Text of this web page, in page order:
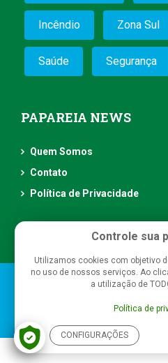
Incêndio Zona Sul
Saúde Segurança
PAPAREIA NEWS
Quem Somos
Contato
Política de Privacidade
Papareia News - Todos
Controle sua
Utilizamos cookies com objetivo
no uso de nossos serviços. Ao
a utilização de
Política de
CONFIGURAÇÕES